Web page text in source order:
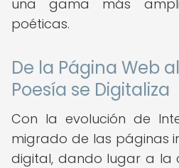
una gama más
poéticas.
De la Página Web
Poesía se Digitaliza
Con la evolución de
migrado de las páginas
digital, dando lugar a la